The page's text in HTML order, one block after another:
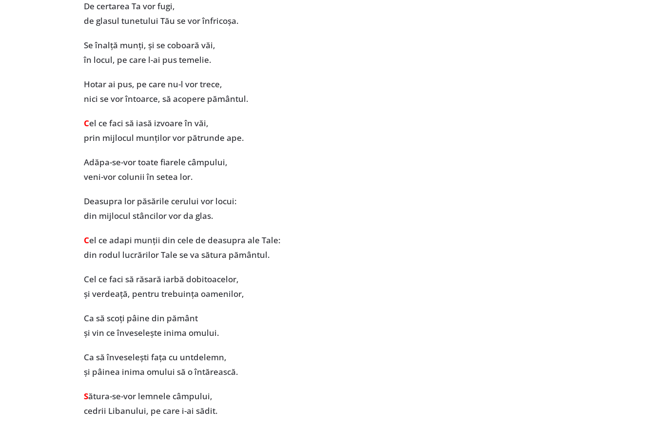
De certarea Ta vor fugi,
de glasul tunetului Tău se vor înfricoșa.
Se înalță munți, și se coboară văi,
în locul, pe care l-ai pus temelie.
Hotar ai pus, pe care nu-l vor trece,
nici se vor întoarce, să acopere pământul.
Cel ce faci să iasă izvoare în văi,
prin mijlocul munților vor pătrunde ape.
Adăpa-se-vor toate fiarele câmpului,
veni-vor colunii în setea lor.
Deasupra lor păsările cerului vor locui:
din mijlocul stâncilor vor da glas.
Cel ce adapi munții din cele de deasupra ale Tale:
din rodul lucrărilor Tale se va sătura pământul.
Cel ce faci să răsară iarbă dobitoacelor,
și verdeață, pentru trebuința oamenilor,
Ca să scoți pâine din pământ
și vin ce înveselește inima omului.
Ca să înveselești fața cu untdelemn,
și pâinea inima omului să o întărească.
Sătura-se-vor lemnele câmpului,
cedrii Libanului, pe care i-ai sădit.